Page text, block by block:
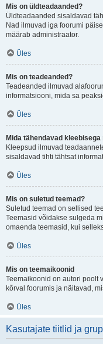
Mis on üldteadaanded?
Üldteadaanded sisaldavad
Nad ilmuvad iga foorumi
määrab administraator.
Üles
Mis on teadeanded?
Teadeanded ilmuvad
informatsiooni, mida sa
Üles
Mida tähendavad
Kleepsud ilmuvad
sisaldavad tihti tähtsat
Üles
Mis on suletud teemad?
Suletud teemad on sellised
Teemasid võidakse sulgeda
omaenda teemasid, kui
Üles
Mis on teemaikoonid
Teemaikoonid on autori poolt
kõrval foorumis ja näitavad,
Üles
Kasutajate tiitlid ja